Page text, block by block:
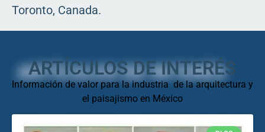
Toronto, Canada.
ARTÍCULOS DE INTERÉS
Información de valor para la industria de la arquitectura y
el paisajismo en México